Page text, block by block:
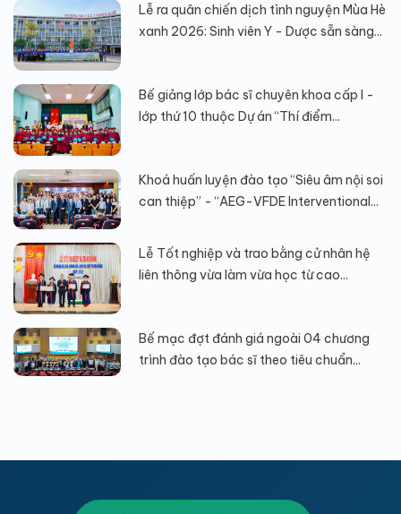
Lễ ra quân chiến dịch tình nguyện Mùa Hè
xanh 2026: Sinh viên Y - Dược sẵn sàng...
Bế giảng lớp bác sĩ chuyên khoa cấp I -
lớp thứ 10 thuộc Dự án “Thí điểm...
Khoá huấn luyện đào tạo “Siêu âm nội soi
can thiệp” - “AEG-VFDE Interventional...
Lễ Tốt nghiệp và trao bằng cử nhân hệ
liên thông vừa làm vừa học từ cao...
Bế mạc đợt đánh giá ngoài 04 chương
trình đào tạo bác sĩ theo tiêu chuẩn...